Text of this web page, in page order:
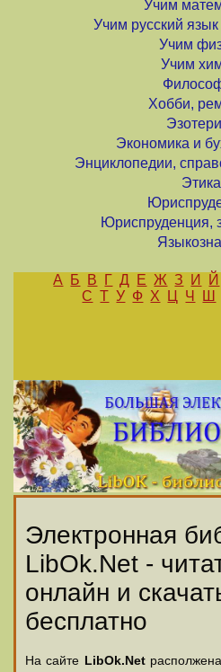
Учим
Учим русский
Учим
Учим
Хобби,
Экономика и
Энциклопедии,
Этика
Юриспруденция,
А Б В Г Д Е Ж З И Й
С Т У Ф Х Ц Ч Ш
Электронная
LibOk.Net -
онлайн и
бесплатно
На сайте LibOk.Netрасполжена